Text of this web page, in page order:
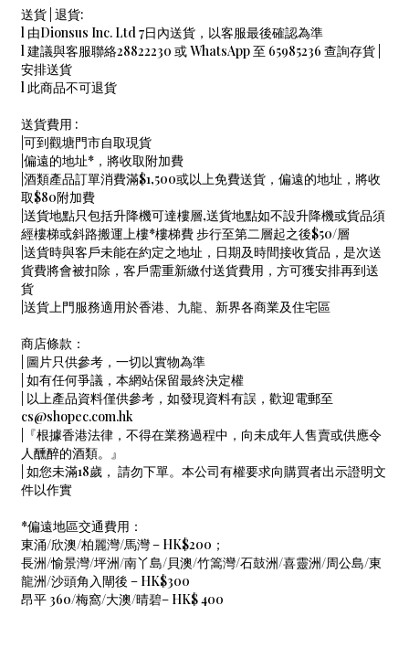
送貨 | 退貨:
l 由Dionsus Inc. Ltd 7日內送貨，以客服最後確認為準
l 建議與客服聯絡28822230 或 WhatsApp 至 65985236 查詢存貨 |
安排送貨
l 此商品不可退貨
送貨費用 :
|可到觀塘門市自取現貨
|偏遠的地址*，將收取附加費
|酒類產品訂單消費滿$1,500或以上免費送貨，偏遠的地址，將收
取$80附加費
|送貨地點只包括升降機可達樓層,送貨地點如不設升降機或貨品須
經樓梯或斜路搬運上樓*樓梯費 步行至第二層起之後$50/層
|送貨時與客戶未能在約定之地址，日期及時間接收貨品，是次送
貨費將會被扣除，客戶需重新繳付送貨費用，方可獲安排再到送
貨
|送貨上門服務適用於香港、九龍、新界各商業及住宅區
商店條款：
| 圖片只供參考，一切以實物為準
| 如有任何爭議，本網站保留最終決定權
| 以上產品資料僅供參考，如發現資料有誤，歡迎電郵至
cs@shopec.com.hk
|『根據香港法律，不得在業務過程中，向未成年人售賣或供應令
人醺醉的酒類。』
| 如您未滿18歲， 請勿下單。本公司有權要求向購買者出示證明文
件以作實
*偏遠地區交通費用：
東涌/欣澳/柏麗灣/馬灣 – HK$200；
長洲/愉景灣/坪洲/南丫島/貝澳/竹篙灣/石鼓洲/喜靈洲/周公島/東
龍洲/沙頭角入閘後 – HK$300
昂平 360/梅窩/大澳/晴碧– HK$ 400